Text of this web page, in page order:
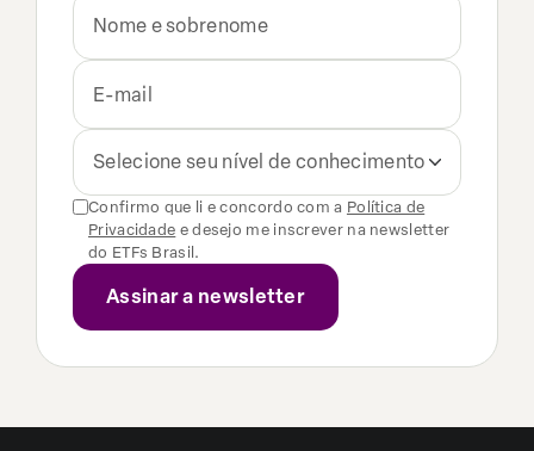
Selecione seu nível de conhecimento
Confirmo que li e concordo com a Política de
Privacidade e desejo me inscrever na newsletter
do ETFs Brasil.